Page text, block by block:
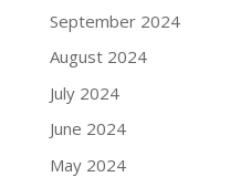
September 2024
August 2024
July 2024
June 2024
May 2024